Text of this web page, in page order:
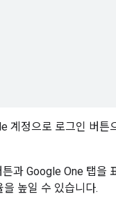
계정으로 로그인 버
과 Google One 탭을
을 높일 수 있습니다.